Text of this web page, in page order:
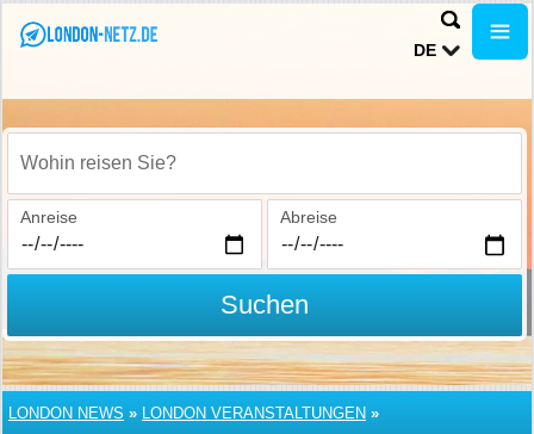
DE
Wohin reisen Sie?
Anreise Abreise
Suchen
LONDON NEWS » LONDON VERANSTALTUNGEN »